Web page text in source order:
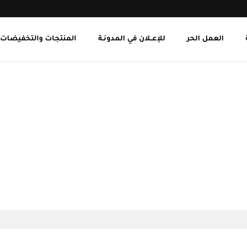
المنتجات والتخفيضات للإعــلان في المدونـة العمل الحر